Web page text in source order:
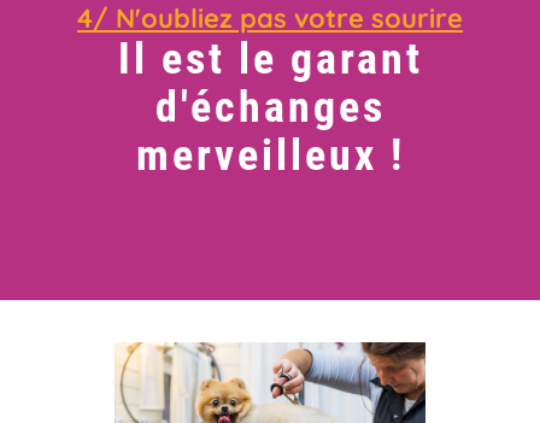
4/ N'oubliez pas votre sourire
Il est le garant
d'échanges
merveilleux !